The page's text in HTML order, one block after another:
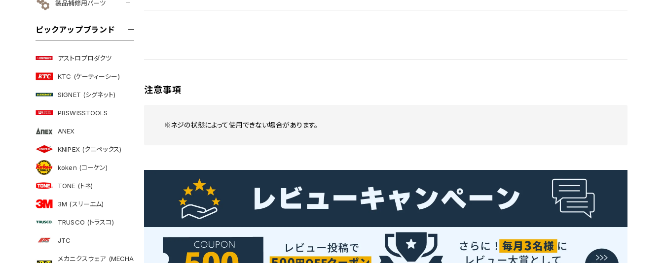
製品補修用パーツ
ピックアップブランド
アストロプロダクツ
KTC (ケーティーシー)
SIGNET (シグネット)
PBSWISSTOOLS
ANEX
KNIPEX (クニペックス)
koken (コーケン)
TONE (トネ)
3M (スリーエム)
TRUSCO (トラスコ)
JTC
メカニクスウェア (MECHA
注意事項
※ネジの状態によって使用できない場合があります。